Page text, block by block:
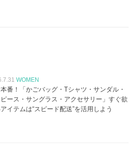
WOMEN
番！「かごバッグ・Tシャツ・サンダル・
ース・サングラス・アクセサリー」すぐ欲
イテムは“スピード配送”を活用しよう